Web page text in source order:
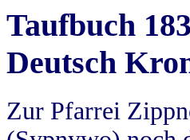
Taufbuch
Deutsch
Zur Pfarrei